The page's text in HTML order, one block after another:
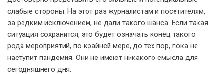
слабые стороны. На этот раз журналистам и посетителям,
за редким исключением, не дали такого шанса. Если такая
ситуация сохранится, это будет означать конец такого
рода мероприятий, по крайней мере, до тех пор, пока не
наступит пандемия. Они не имеют никакого смысла для
сегодняшнего дня.